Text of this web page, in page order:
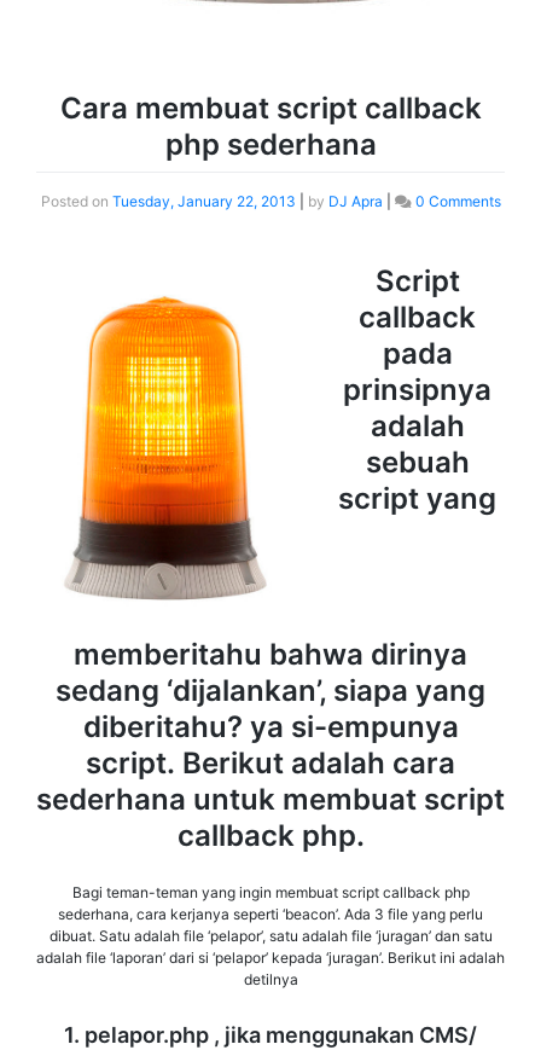
Cara membuat script callback
php sederhana
Posted on Tuesday, January 22, 2013 by DJ Apra 0 Comments
Script
callback
pada
prinsipnya
adalah
sebuah
script yang
memberitahu bahwa dirinya
sedang ‘dijalankan’, siapa yang
diberitahu? ya si-empunya
script. Berikut adalah cara
sederhana untuk membuat script
callback php.
Bagi teman-teman yang ingin membuat script callback php
sederhana, cara kerjanya seperti ‘beacon’. Ada 3 file yang perlu
dibuat. Satu adalah file ‘pelapor’, satu adalah file ‘juragan’ dan satu
adalah file ‘laporan’ dari si ‘pelapor’ kepada ‘juragan’. Berikut ini adalah
detilnya
1. pelapor.php , jika menggunakan CMS/